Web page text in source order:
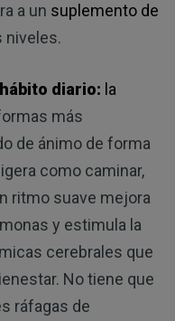
a un suplemento de
niveles.
diario: la
más
de ánimo de forma
como caminar,
ritmo suave mejora
y estimula la
cerebrales que
No tiene que
ráfagas de